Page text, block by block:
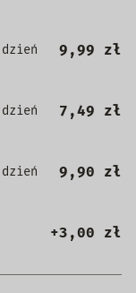
9,99 zł
7,49 zł
9,90 zł
+3,00 zł